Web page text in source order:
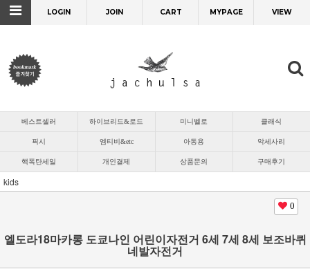
LOGIN JOIN CART MYPAGE VIEW
베스트셀러 하이브리드&로드 미니벨로 클래식
픽시 엠티비&etc 아동용 악세사리
핵폭탄세일 개인결제 상품문의 구매후기
kids
0
엘도라18마카롱 도쿄나인 어린이자전거 6세 7세 8세 보조바퀴
네발자전거